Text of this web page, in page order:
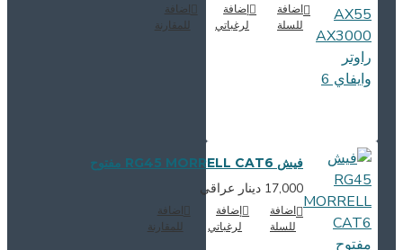
اضافة
إضافة
لرغباتي
للمقارنة
فيش RG45 MORRELL CAT6 مفتوح
17,000 دينار عراقي
اضافة
إضافة
لرغباتي
للمقارنة